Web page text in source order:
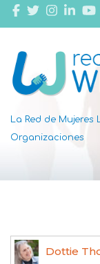
La Red de
Organizaciones
Jane